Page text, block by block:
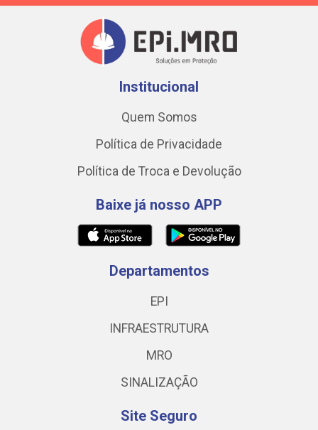
Institucional
Quem Somos
Política de Privacidade
Política de Troca e Devolução
Baixe já nosso APP
Departamentos
EPI
INFRAESTRUTURA
MRO
SINALIZAÇÃO
Site Seguro